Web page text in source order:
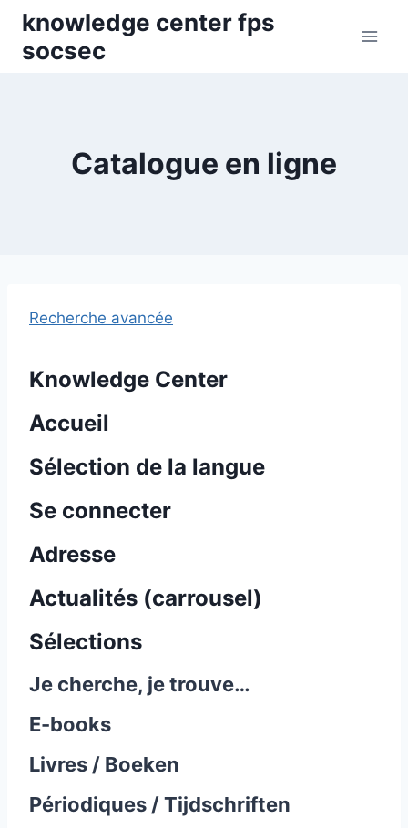
Skip
content
knowledge center fps
socsec
Catalogue en ligne
Recherche avancée
Knowledge Center
Accueil
Sélection de la langue
Se connecter
Adresse
Actualités (carrousel)
Sélections
Je cherche, je trouve…
E-books
Livres / Boeken
Périodiques / Tijdschriften